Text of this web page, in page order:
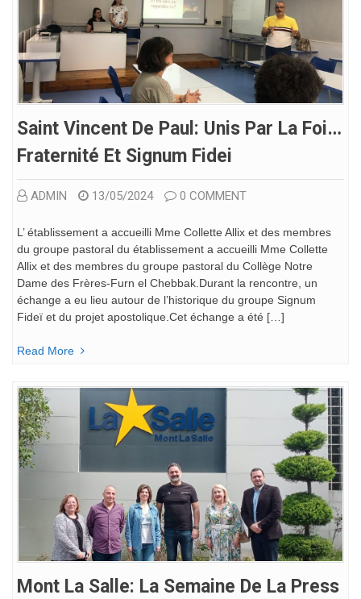
Saint Vincent De Paul: Unis Par La Foi…
Fraternité Et Signum Fidei
ADMIN 13/05/2024 0 COMMENT
L’ établissement a accueilli Mme Collette Allix et des membres
du groupe pastoral du établissement a accueilli Mme Collette
Allix et des membres du groupe pastoral du Collège Notre
Dame des Frères-Furn el Chebbak.Durant la rencontre, un
échange a eu lieu autour de l’historique du groupe Signum
Fideï et du projet apostolique.Cet échange a été […]
Read More
Mont La Salle: La Semaine De La Press